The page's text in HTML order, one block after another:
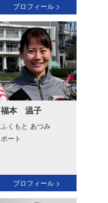
プロフィール >
福本 温子
ふくもと あつみ
ボート
プロフィール >